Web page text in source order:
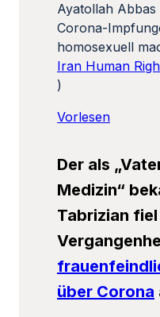
Ayatollah
Corona-
homosexuell
Iran Human
)
Vorlesen
Der als
Medizin“
Tabrizian
über Corona